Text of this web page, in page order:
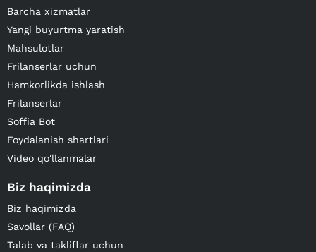
Barcha xizmatlar
Yangi buyurtma yaratish
Mahsulotlar
Frilanserlar uchun
Hamkorlikda ishlash
Frilanserlar
Soffia Bot
Foydalanish shartlari
Video qo'llanmalar
Biz haqimizda
Biz haqimizda
Savollar (FAQ)
Talab va takliflar uchun